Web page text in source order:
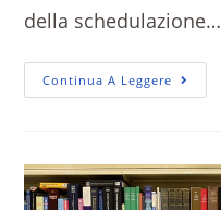
della schedulazione…
Continua A Leggere